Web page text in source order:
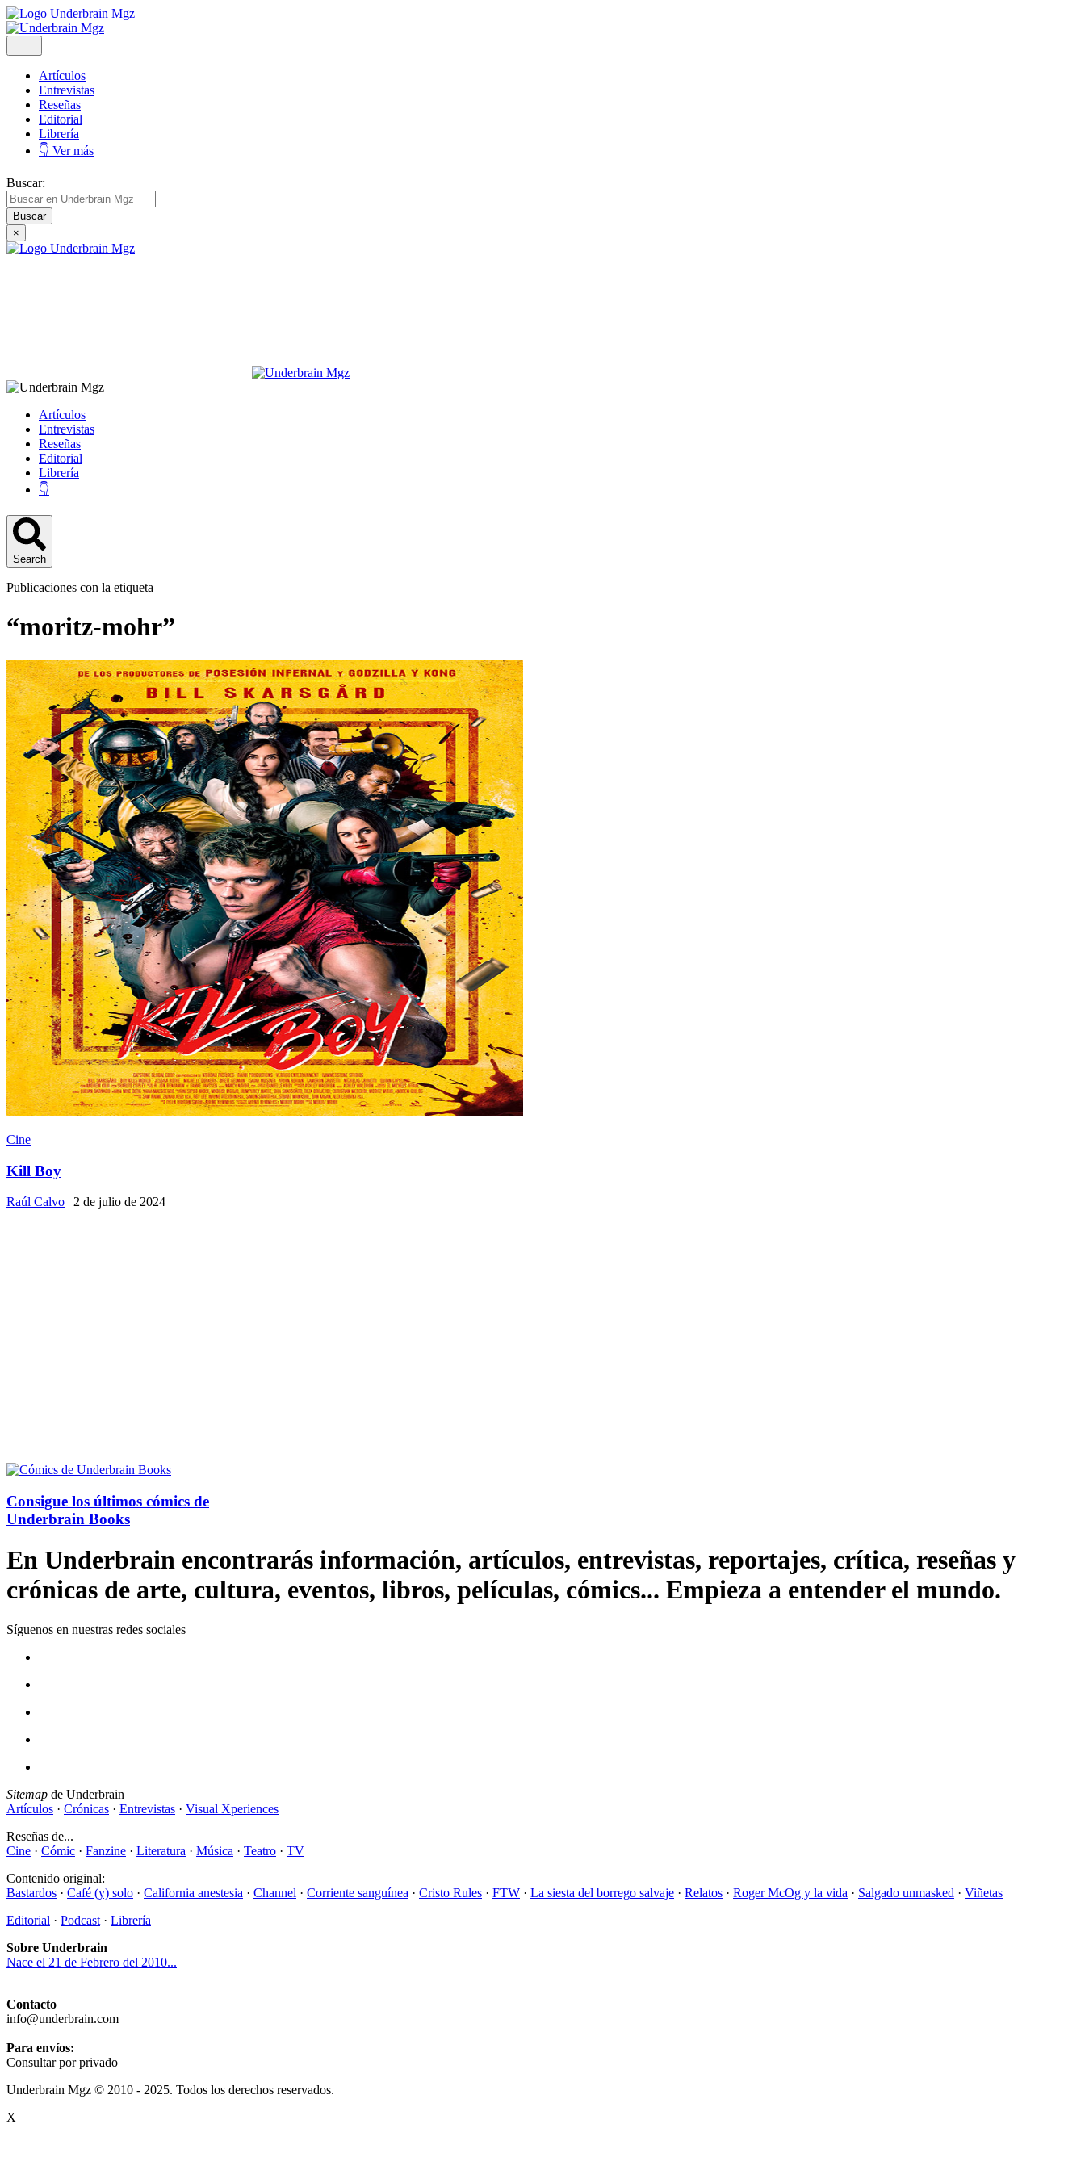
Artículos
Entrevistas
Reseñas
Editorial
Librería
👇 Ver más
Buscar:
×
Artículos
Entrevistas
Reseñas
Editorial
Librería
👇
Search
Publicaciones con la etiqueta
“moritz-mohr”
Cine
Kill Boy
Raúl Calvo | 2 de julio de 2024
Consigue los últimos cómics de
Underbrain Books
En Underbrain encontrarás información, artículos, entrevistas, reportajes, crítica, reseñas y
crónicas de arte, cultura, eventos, libros, películas, cómics... Empieza a entender el mundo.
Síguenos en nuestras redes sociales
Sitemap de Underbrain
Artículos · Crónicas · Entrevistas · Visual Xperiences
Reseñas de...
Cine · Cómic · Fanzine · Literatura · Música · Teatro · TV
Contenido original:
Bastardos · Café (y) solo · California anestesia · Channel · Corriente sanguínea · Cristo Rules · FTW · La siesta del borrego salvaje · Relatos · Roger McOg y la vida · Salgado unmasked · Viñetas
Editorial · Podcast · Librería
Sobre Underbrain
Nace el 21 de Febrero del 2010...
Contacto
info@underbrain.com
Para envíos:
Consultar por privado
Underbrain Mgz © 2010 - 2025. Todos los derechos reservados.
X